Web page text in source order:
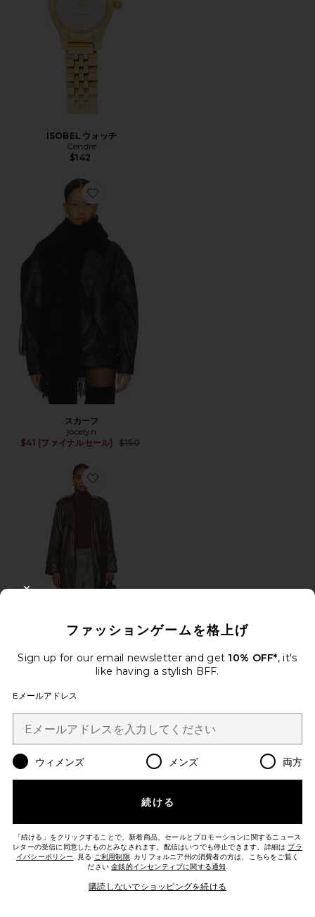
ISOBEL ウォッチ
Cendre
$142
Favorite スカーフ
スカーフ
jocelyn
$41 (ファイナルセール)
Previous price:
$150
Favorite TRENCHEROUS コート
LIONESS
$76
Previous price:
$130
Favorite クルーセーター
ファッションゲームを格上げ
Sign up for our email newsletter and get 10% OFF*, it's
like having a stylish BFF.
Eメールアドレス
ウィメンズ メンズ 両方
続ける
「続ける」をクリックすることで、新着商品、セールとプロモーションに関するニュース
レターの受信に同意したものとみなされます。配信はいつでも停止できます。詳細は プラ
イバシーポリシー. 見る ご利用制限. カリフォルニア州の消費者の方は、こちらをご覧く
ださい金銭的インセンティブに関する通知.
購読しないでショッピングを続ける